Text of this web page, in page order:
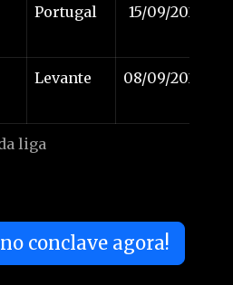
liga
Portugal 15/09/2024
Levante 08/09/2024
conclave agora!